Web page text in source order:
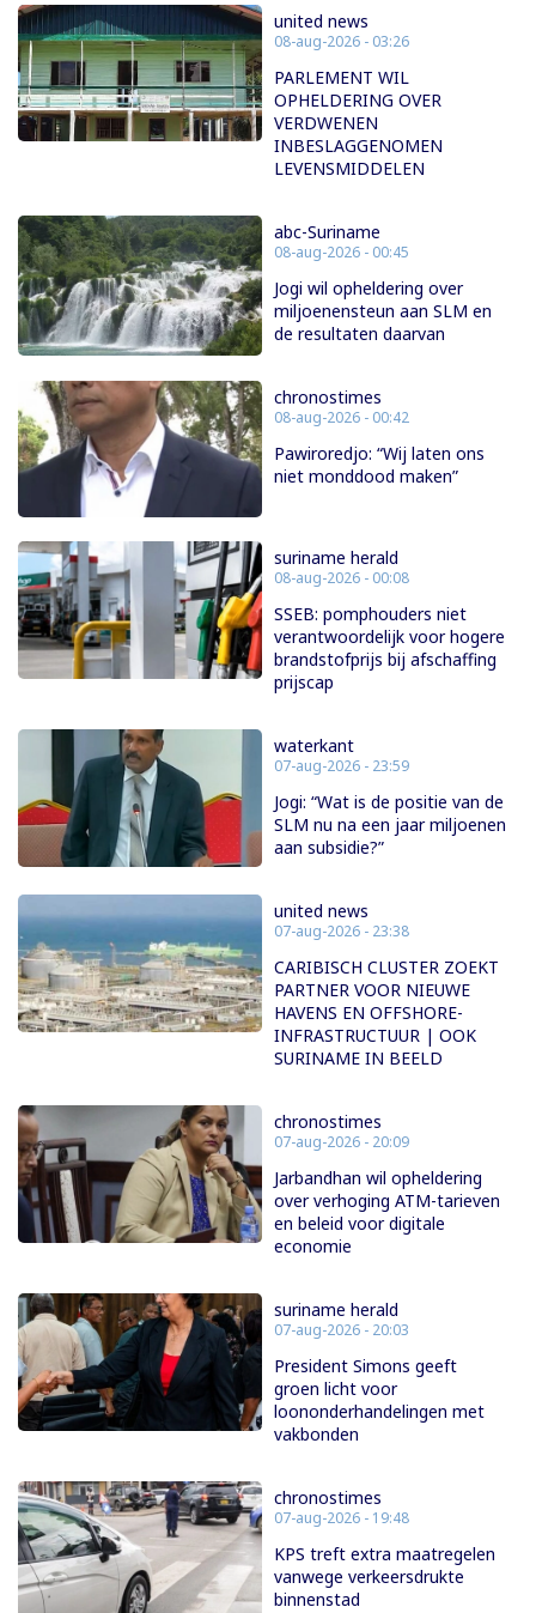
united news
08-aug-2026 - 03:26
PARLEMENT WIL
OPHELDERING OVER
VERDWENEN
INBESLAGGENOMEN
LEVENSMIDDELEN
abc-Suriname
08-aug-2026 - 00:45
Jogi wil opheldering over
miljoenensteun aan SLM en
de resultaten daarvan
chronostimes
08-aug-2026 - 00:42
Pawiroredjo: “Wij laten ons
niet monddood maken”
suriname herald
08-aug-2026 - 00:08
SSEB: pomphouders niet
verantwoordelijk voor hogere
brandstofprijs bij afschaffing
prijscap
waterkant
07-aug-2026 - 23:59
Jogi: “Wat is de positie van de
SLM nu na een jaar miljoenen
aan subsidie?”
united news
07-aug-2026 - 23:38
CARIBISCH CLUSTER ZOEKT
PARTNER VOOR NIEUWE
HAVENS EN OFFSHORE-
INFRASTRUCTUUR | OOK
SURINAME IN BEELD
chronostimes
07-aug-2026 - 20:09
Jarbandhan wil opheldering
over verhoging ATM-tarieven
en beleid voor digitale
economie
suriname herald
07-aug-2026 - 20:03
President Simons geeft
groen licht voor
loononderhandelingen met
vakbonden
chronostimes
07-aug-2026 - 19:48
KPS treft extra maatregelen
vanwege verkeersdrukte
binnenstad